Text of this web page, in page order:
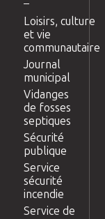
Loisirs, culture
et vie
communautaire
Journal
municipal
Vidanges
de fosses
septiques
Sécurité
publique
Service
sécurité
incendie
Service de